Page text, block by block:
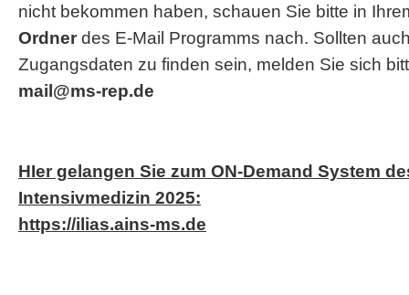
nicht bekommen haben, schauen Sie bitte in
Ordner des E-Mail Programms nach. Sollten
Zugangsdaten zu finden sein, melden Sie sich
mail@ms-rep.de
HIer gelangen Sie zum ON-Demand System
Intensivmedizin 2025:
https://ilias.ains-ms.de